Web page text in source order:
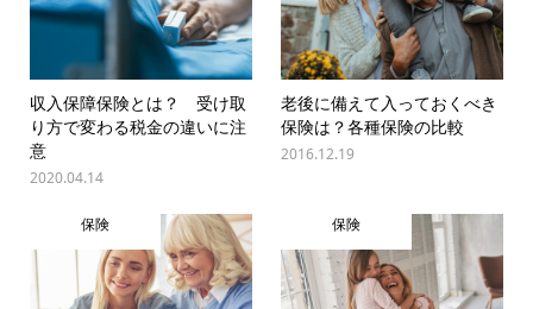
収入保障保険とは？ 受け取
り方で変わる税金の違いに注
意
2020.04.14
老後に備えて入っておくべき
保険は？各種保険の比較
2016.12.19
保険 保険